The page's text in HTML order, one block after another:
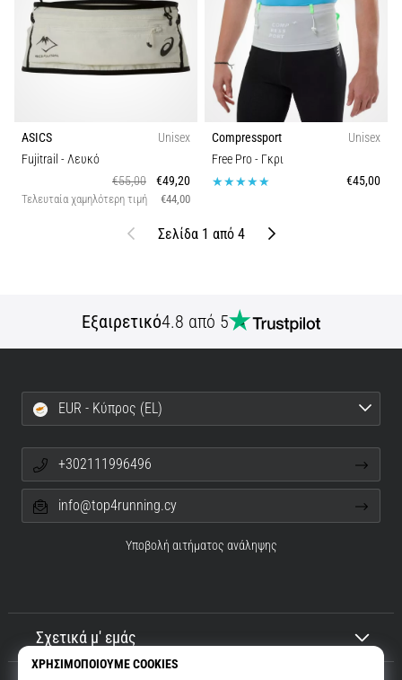
ASICS
Unisex
Fujitrail - Λευκό
€55,00
€49,20
Τελευταία χαμηλότερη τιμή €44,00
Compressport
Unisex
Free Pro- Γκρι
€45,00
Προηγούμενο
Σελίδα 1 από 4 Επόμενο
Εξαιρετικό4.8 από 5
Σχετικά μ' εμάς
EUR - Κύπρος (EL)
+302111996496
info@top4running.cy
Υποβολή αιτήματος ανάληψης